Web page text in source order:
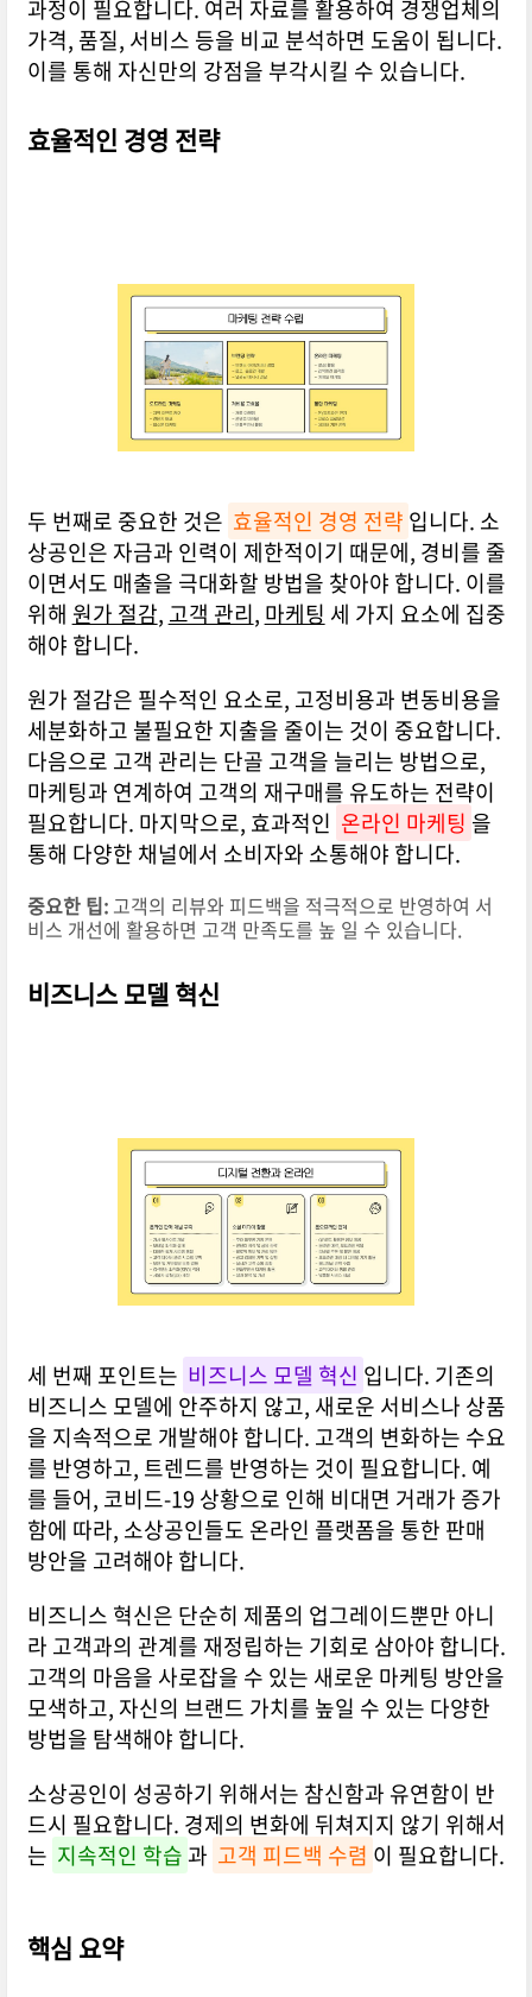
과정이 필요합니다. 여러 자료를 활용하여 경쟁업체의
가격, 품질, 서비스 등을 비교 분석하면 도움이 됩니다.
이를 통해 자신만의 강점을 부각시킬 수 있습니다.
효율적인 경영 전략
두 번째로 중요한 것은 효율적인 경영 전략 입니다. 소
상공인은 자금과 인력이 제한적이기 때문에, 경비를 줄
이면서도 매출을 극대화할 방법을 찾아야 합니다. 이를
위해 원가 절감, 고객 관리, 마케팅 세 가지 요소에 집중
해야 합니다.
원가 절감은 필수적인 요소로, 고정비용과 변동비용을
세분화하고 불필요한 지출을 줄이는 것이 중요합니다.
다음으로 고객 관리는 단골 고객을 늘리는 방법으로,
마케팅과 연계하여 고객의 재구매를 유도하는 전략이
필요합니다. 마지막으로, 효과적인 온라인 마케팅 을
통해 다양한 채널에서 소비자와 소통해야 합니다.
중요한 팁:고객의 리뷰와 피드백을 적극적으로 반영하여 서
비스 개선에 활용하면 고객 만족도를 높 일 수 있습니다.
비즈니스 모델 혁신
세 번째 포인트는 비즈니스 모델 혁신 입니다. 기존의
비즈니스 모델에 안주하지 않고, 새로운 서비스나 상품
을 지속적으로 개발해야 합니다. 고객의 변화하는 수요
를 반영하고, 트렌드를 반영하는 것이 필요합니다. 예
를 들어, 코비드-19 상황으로 인해 비대면 거래가 증가
함에 따라, 소상공인들도 온라인 플랫폼을 통한 판매
방안을 고려해야 합니다.
비즈니스 혁신은 단순히 제품의 업그레이드뿐만 아니
라 고객과의 관계를 재정립하는 기회로 삼아야 합니다.
고객의 마음을 사로잡을 수 있는 새로운 마케팅 방안을
모색하고, 자신의 브랜드 가치를 높일 수 있는 다양한
방법을 탐색해야 합니다.
소상공인이 성공하기 위해서는 참신함과 유연함이 반
드시 필요합니다. 경제의 변화에 뒤쳐지지 않기 위해서
는 지속적인 학습과 고객 피드백 수렴 이 필요합니다.
핵심 요약